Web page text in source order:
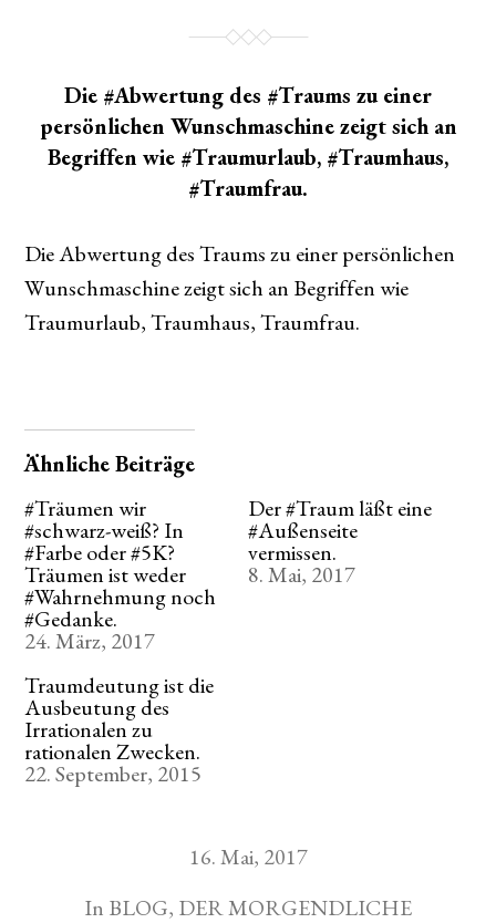
Die #Abwertung des #Traums zu einer
persönlichen Wunschmaschine zeigt sich an
Begriffen wie #Traumurlaub, #Traumhaus,
#Traumfrau.
Die Abwertung des Traums zu einer persönlichen
Wunschmaschine zeigt sich an Begriffen wie
Traumurlaub, Traumhaus, Traumfrau.
Ähnliche Beiträge
#Träumen wir
#schwarz-weiß? In
#Farbe oder #5K?
Träumen ist weder
#Wahrnehmung noch
#Gedanke.
24. März, 2017
Der #Traum läßt eine
#Außenseite
vermissen.
8. Mai, 2017
Traumdeutung ist die
Ausbeutung des
Irrationalen zu
rationalen Zwecken.
22. September, 2015
16. Mai, 2017
In BLOG, DER MORGENDLICHE